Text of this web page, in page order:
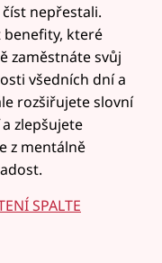
nepřestali.
benefity, které
zaměstnáte svůj
všedních dní a
rozšiřujete slovní
zlepšujete
z mentálně
SPALTE